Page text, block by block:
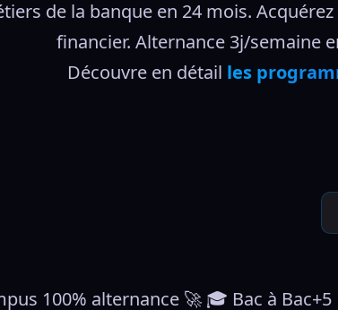
de la banque en 24 mois.
financier. Alternance 3j/semaine
Découvre en détail les
100% alternance 🚀 🎓 Bac à